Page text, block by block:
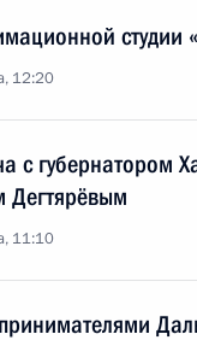
студии
12:20
с губернатором
Дегтярёвым
11:10